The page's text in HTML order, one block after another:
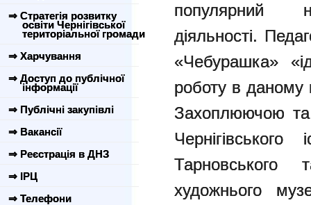
⇒ Стратегія розвитку
освіти Чернігівської
територіальної громади
⇒ Харчування
⇒ Доступ до публічної
інформації
⇒ Публічні закупівлі
⇒ Вакансії
⇒ Реєстрація в ДНЗ
⇒ ІРЦ
⇒ Телефони
популярний
діяльності.
«Чебурашка»
роботу в даному
Захоплюючою та
Тарновського
художнього